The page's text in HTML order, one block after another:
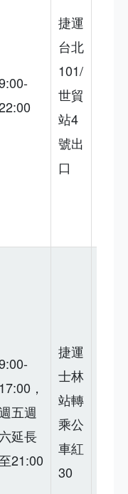
捷運
台北
101/
世貿
站4
號出
口
17:00，
五週
六延長
21:00
捷運
士林
站轉
乘公
車紅
30